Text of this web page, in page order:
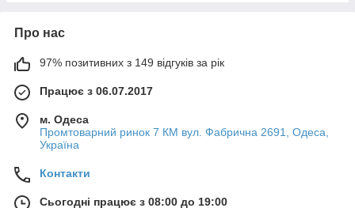
Про нас
97% позитивних з 149 відгуків за рік
Працює з 06.07.2017
м. Одеса
Промтоварний ринок 7 КМ вул. Фабрична 2691, Одеса,
Україна
Контакти
Сьогодні працює з 08:00 до 19:00